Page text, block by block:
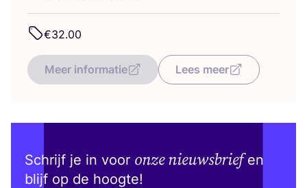
€32.00
Meer informatie Lees meer
Schrijf je in voor onze nieuwsbriefen
blijf op de hoogte!